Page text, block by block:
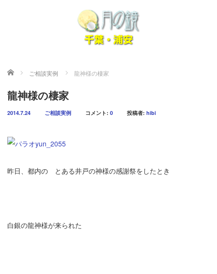
ホーム ご相談実例 龍神様の棲家
龍神様の棲家
2014.7.24 ご相談実例 コメント: 0 投稿者: hibi
昨日、都内の とある井戸の神様の感謝祭をしたとき
白銀の龍神様が来られた